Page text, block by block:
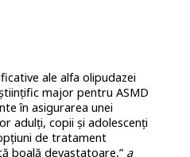
ale alfa olipudazei
major pentru ASMD
în asigurarea unei
adulți, copii și adolescenți
de tratament
boală devastatoare,” a